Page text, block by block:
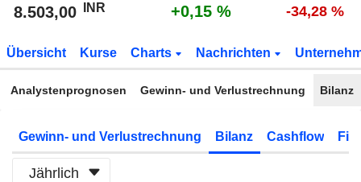
8.503,00 INR +0,15 % -34,28 %
Übersicht Kurse Charts Nachrichten
Analystenprognosen Gewinn- und Verlustrechnung Bilanz
Gewinn- und Verlustrechnung Bilanz Cashflow
Jährlich